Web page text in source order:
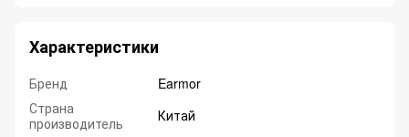
Характеристики
Бренд
Earmor
Страна
производитель
Китай